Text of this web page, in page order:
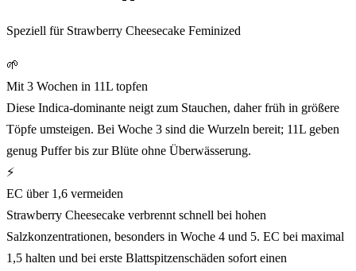
Speziell für Strawberry Cheesecake Feminized
🌱
Mit 3 Wochen in 11L topfen
Diese Indica-dominante neigt zum Stauchen, daher früh in größere
Töpfe umsteigen. Bei Woche 3 sind die Wurzeln bereit; 11L geben
genug Puffer bis zur Blüte ohne Überwässerung.
⚡
EC über 1,6 vermeiden
Strawberry Cheesecake verbrennt schnell bei hohen
Salzkonzentrationen, besonders in Woche 4 und 5. EC bei maximal
1,5 halten und bei erste Blattspitzenschäden sofort einen